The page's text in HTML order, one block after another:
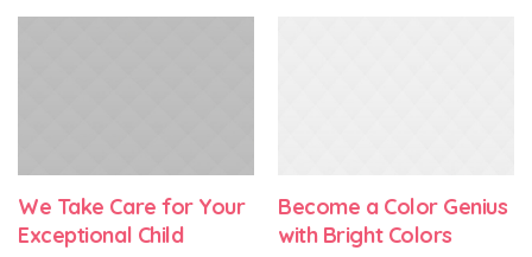
We Take Care for Your
Exceptional Child
Become a Color Genius
with Bright Colors